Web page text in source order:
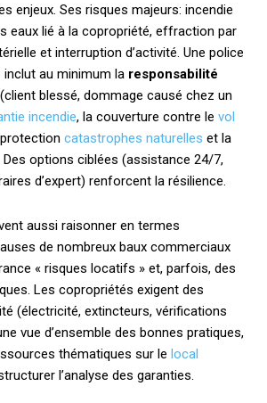
enjeux. Ses risques majeurs: incendie
eaux lié à la copropriété, effraction par
et interruption d’activité. Une police
au minimum la responsabilité
(client blessé, dommage causé chez un
incendie, la couverture contre le vol
catastrophes naturelles et la
Des options ciblées (assistance 24/7,
d’expert) renforcent la résilience.
aussi raisonner en termes
de nombreux baux commerciaux
« risques locatifs » et, parfois, des
Les copropriétés exigent des
(électricité, extincteurs, vérifications
vue d’ensemble des bonnes pratiques,
thématiques sur le local
l’analyse des garanties.